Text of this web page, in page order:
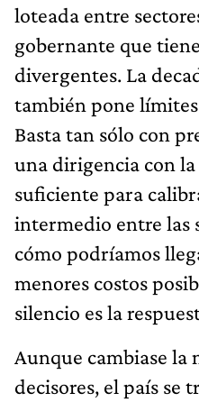
loteada entre
gobernante que
divergentes. La
también pone
Basta tan sólo con
una dirigencia con
suficiente para
intermedio entre las
cómo podríamos
menores costos
silencio es la
Aunque cambiase la
decisores, el país se